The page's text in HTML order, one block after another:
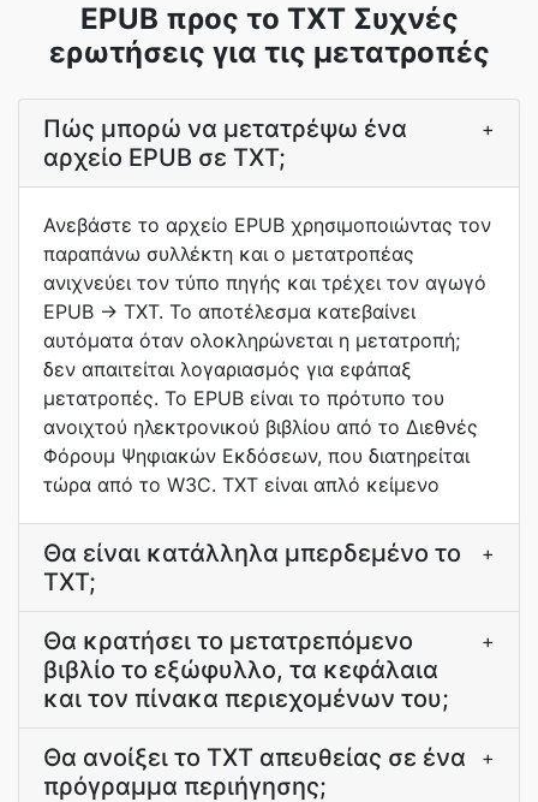
EPUB προς το TXT Συχνές
ερωτήσεις για τις μετατροπές
Πώς μπορώ να μετατρέψω ένα
αρχείο EPUB σε TXT;
+
Ανεβάστε το αρχείο EPUB χρησιμοποιώντας τον
παραπάνω συλλέκτη και ο μετατροπέας
ανιχνεύει τον τύπο πηγής και τρέχει τον αγωγό
EPUB → TXT. Το αποτέλεσμα κατεβαίνει
αυτόματα όταν ολοκληρώνεται η μετατροπή;
δεν απαιτείται λογαριασμός για εφάπαξ
μετατροπές. Το EPUB είναι το πρότυπο του
ανοιχτού ηλεκτρονικού βιβλίου από το Διεθνές
Φόρουμ Ψηφιακών Εκδόσεων, που διατηρείται
τώρα από το W3C. TXT είναι απλό κείμενο
Θα είναι κατάλληλα μπερδεμένο το
TXT;
+
Θα κρατήσει το μετατρεπόμενο
βιβλίο το εξώφυλλο, τα κεφάλαια
και τον πίνακα περιεχομένων του;
+
Θα ανοίξει το TXT απευθείας σε ένα
πρόγραμμα περιήγησης;
+